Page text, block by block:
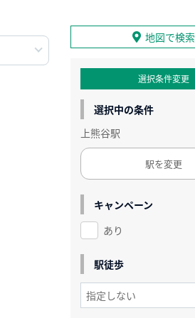
地図で検索
選択条件変更
選択中の条件
上熊谷駅
駅を変更
キャンペーン
あり
駅徒歩